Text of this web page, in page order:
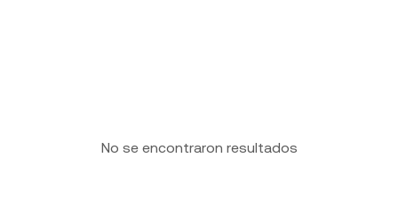
No se encontraron resultados